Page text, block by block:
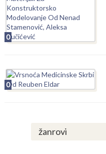
0
0
žanrovi